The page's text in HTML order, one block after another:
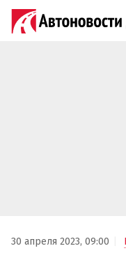
30 апреля 2023, 09:00